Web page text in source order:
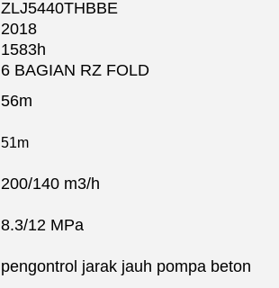
ZLJ5440THBBE
2018
1583h
6 BAGIAN RZ FOLD
56m
51m
200/140 m3/h
8.3/12 MPa
pengontrol jarak jauh pompa beton